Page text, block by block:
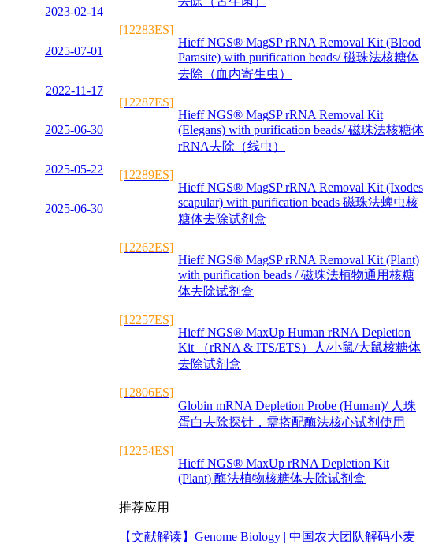
2023-02-14
2025-07-01
2022-11-17
2025-06-30
2025-05-22
2025-06-30
[12283ES]
Hieff NGS® MagSP rRNA Removal Kit (Blood
Parasite) with purification beads/ 磁珠法核糖体
去除（血内寄生虫）
[12287ES]
Hieff NGS® MagSP rRNA Removal Kit
(Elegans) with purification beads/ 磁珠法核糖体
rRNA去除（线虫）
[12289ES]
Hieff NGS® MagSP rRNA Removal Kit (Ixodes
scapular) with purification beads 磁珠法蜱虫核
糖体去除试剂盒
[12262ES]
Hieff NGS® MagSP rRNA Removal Kit (Plant)
with purification beads / 磁珠法植物通用核糖
体去除试剂盒
[12257ES]
Hieff NGS® MaxUp Human rRNA Depletion
Kit （rRNA & ITS/ETS）人/小鼠/大鼠核糖体
去除试剂盒
[12806ES]
Globin mRNA Depletion Probe (Human)/ 人珠
蛋白去除探针，需搭配酶法核心试剂使用
[12254ES]
Hieff NGS® MaxUp rRNA Depletion Kit
(Plant) 酶法植物核糖体去除试剂盒
推荐应用
【文献解读】 Genome Biology | 中国农大团队解码小麦